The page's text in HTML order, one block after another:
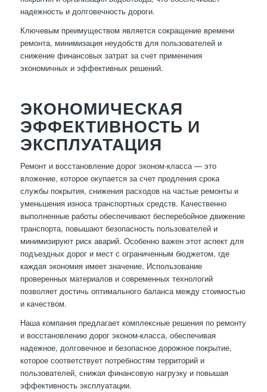
надежность и долговечность дороги.
Ключевым преимуществом является сокращение времени
ремонта, минимизация неудобств для пользователей и
снижение финансовых затрат за счет применения
экономичных и эффективных решений.
ЭКОНОМИЧЕСКАЯ
ЭФФЕКТИВНОСТЬ И
ЭКСПЛУАТАЦИЯ
Ремонт и восстановление дорог эконом-класса — это
вложение, которое окупается за счет продления срока
службы покрытия, снижения расходов на частые ремонты и
уменьшения износа транспортных средств. Качественно
выполненные работы обеспечивают бесперебойное движение
транспорта, повышают безопасность пользователей и
минимизируют риск аварий. Особенно важен этот аспект для
подъездных дорог и мест с ограниченным бюджетом, где
каждая экономия имеет значение. Использование
проверенных материалов и современных технологий
позволяет достичь оптимального баланса между стоимостью
и качеством.
Наша компания предлагает комплексные решения по ремонту
и восстановлению дорог эконом-класса, обеспечивая
надежное, долговечное и безопасное дорожное покрытие,
которое соответствует потребностям территорий и
пользователей, снижая финансовую нагрузку и повышая
эффективность эксплуатации.